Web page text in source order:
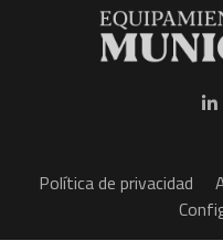
Política de privacidad